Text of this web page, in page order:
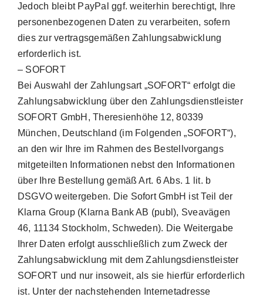
Jedoch bleibt PayPal ggf. weiterhin berechtigt, Ihre
personenbezogenen Daten zu verarbeiten, sofern
dies zur vertragsgemäßen Zahlungsabwicklung
erforderlich ist.
– SOFORT
Bei Auswahl der Zahlungsart „SOFORT“ erfolgt die
Zahlungsabwicklung über den Zahlungsdienstleister
SOFORT GmbH, Theresienhöhe 12, 80339
München, Deutschland (im Folgenden „SOFORT“),
an den wir Ihre im Rahmen des Bestellvorgangs
mitgeteilten Informationen nebst den Informationen
über Ihre Bestellung gemäß Art. 6 Abs. 1 lit. b
DSGVO weitergeben. Die Sofort GmbH ist Teil der
Klarna Group (Klarna Bank AB (publ), Sveavägen
46, 11134 Stockholm, Schweden). Die Weitergabe
Ihrer Daten erfolgt ausschließlich zum Zweck der
Zahlungsabwicklung mit dem Zahlungsdienstleister
SOFORT und nur insoweit, als sie hierfür erforderlich
ist. Unter der nachstehenden Internetadresse